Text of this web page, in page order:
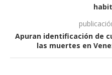
Apuran identificación de
las muertes en